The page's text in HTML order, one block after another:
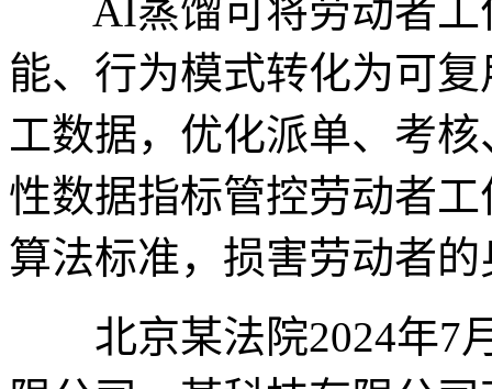
AI蒸馏可将劳动者工
能、行为模式转化为可
工数据，优化派单、考
性数据指标管控劳动者
算法标准，损害劳动者
北京某法院2024年7